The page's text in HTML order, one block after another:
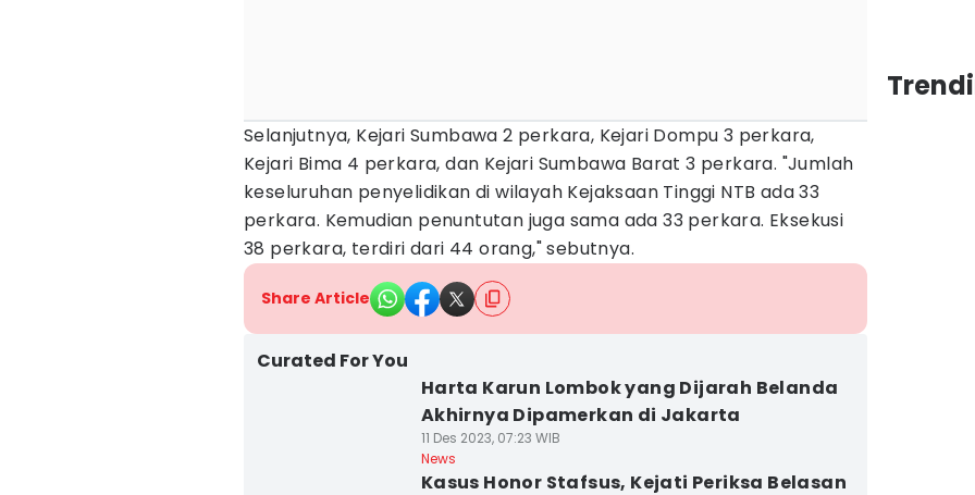
Selanjutnya, Kejari Sumbawa 2 perkara, Kejari Dompu 3 perkara,
Kejari Bima 4 perkara, dan Kejari Sumbawa Barat 3 perkara. "Jumlah
keseluruhan penyelidikan di wilayah Kejaksaan Tinggi NTB ada 33
perkara. Kemudian penuntutan juga sama ada 33 perkara. Eksekusi
38 perkara, terdiri dari 44 orang," sebutnya.
Share Article
Curated For You
Harta Karun Lombok yang Dijarah Belanda
Akhirnya Dipamerkan di Jakarta
11 Des 2023, 07:23 WIB
News
Kasus Honor Stafsus, Kejati Periksa Belasan